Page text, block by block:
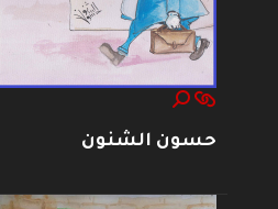
حسون الشنون